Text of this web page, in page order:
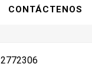
CONTÁCTENOS
2772306